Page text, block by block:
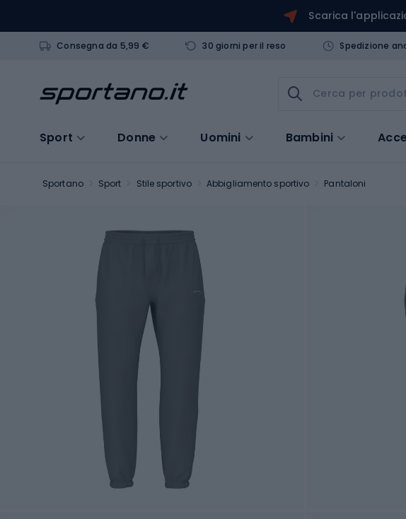
Scarica
Consegna da 5,99 € 30 giorni per il reso Spedizione
Sport Donne Uomini Bambini
Sportano Sport Stile sportivo Abbigliamento sportivo Pantaloni